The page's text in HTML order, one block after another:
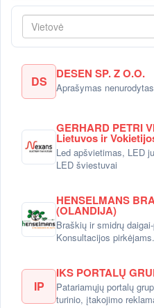
Vietovė
DS DESEN SP. Z O.O.
Aprašymas nenurodytas
GERHARD PETRI
Lietuvos ir
Led apšvietimas, LED
LED šviestuvai
HENSELMANS
(OLANDIJA)
Braškių ir smidrų
Konsultacijos pirkėjams.
IP
IKS PORTALŲ
Patariamųjų portalų
turinio, įtakojimo